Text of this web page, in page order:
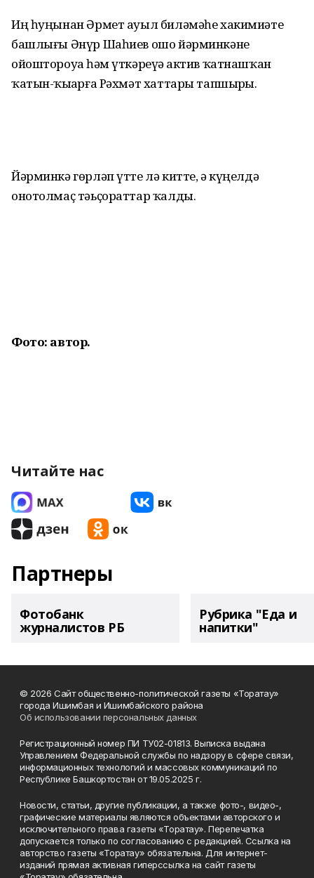
Иң һуңынан Әрмет ауыл биләмәһе хакимиәте
башлығы Әнүр Шаһиев ошо йәрминкәне
ойоштороуҙа һәм үткәреүҙә актив ҡатнашҡан
ҡатын-ҡыҙҙарға Рәхмәт хаттары тапшырҙы.
Йәрминкә гөрләп үтте лә китте, ә күңелдә
онотолмаҫ тәьҫораттар ҡалды.
Фото: автор.
Читайте нас
Партнеры
Фотобанк
журналистов РБ
Рубрика "Еда и
напитки"
© 2026 Сайт общественно-политической газеты «Торатау»
города Ишимбая и Ишимбайского района
Об использовании персональных данных
Регистрационный номер ПИ ТУ02-01813. Выписка выдана
Управлением Федеральной службы по надзору в сфере связи,
информационных технологий и массовых коммуникаций по
Республике Башкортостан от 19.05.2025 г.
Новости, статьи, другие публикации, а также фото-, видео-,
графические материалы являются объектами авторского и
исключительного права газеты «Торатау». Перепечатка
допускается только по согласованию с редакцией. Ссылка на
авторство газеты «Торатау» обязательна. Для интернет-
изданий прямая активная гиперссылка на сайт газеты